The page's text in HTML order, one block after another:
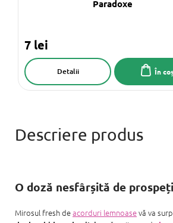
Paradoxe
7 lei
În
Detalii
O doză nesfârșită de
Mirosul fresh deacorduri lemnoasevă va